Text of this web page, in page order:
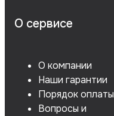
О сервисе
О компании
Наши гарантии
Порядок оплаты
Вопросы и